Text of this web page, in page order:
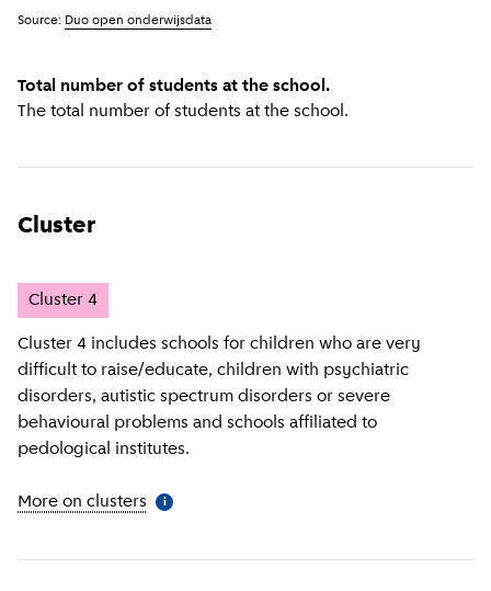
Total number of students at the school.
The total number of students at the school.
Source: Duo open onderwijsdata
Cluster
Cluster 4
Cluster 4 includes schools for children who are very
difficult to raise/educate, children with psychiatric
disorders, autistic spectrum disorders or severe
behavioural problems and schools affiliated to
pedological institutes.
More on clusters More information
i